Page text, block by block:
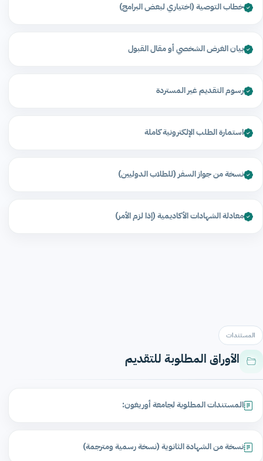
خطاب التوصية (اختياري لبعض البرامج)
بيان الغرض الشخصي أو مقال القبول
رسوم التقديم غير المستردة
استمارة الطلب الإلكترونية كاملة
نسخة من جواز السفر (للطلاب الدوليين)
معادلة الشهادات الأكاديمية (إذا لزم الأمر)
المستندات
الأوراق المطلوبة للتقديم
المستندات المطلوبة لجامعة أوريغون:
نسخة من الشهادة الثانوية (نسخة رسمية ومترجمة)